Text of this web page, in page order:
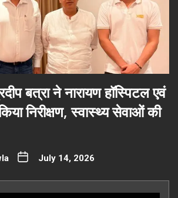
बत्रा ने नारायण हॉस्पिटल एवं
निरीक्षण, स्वास्थ्य सेवाओं की
July 14, 2026